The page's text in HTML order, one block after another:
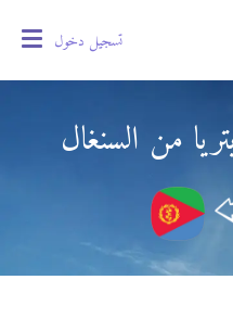
تسجيل دخول
من السنغال